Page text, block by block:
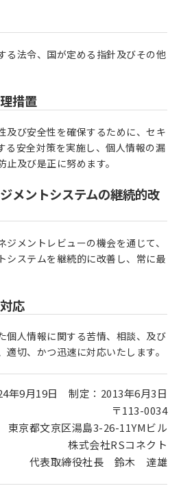
る法令、国が定める指針及びその他
措置
及び安全性を確保するために、セキ
る安全対策を実施し、個人情報の漏
及び是正に努めます。
メントシステムの継続的改
メントレビューの機会を通じて、
システムを継続的に改善し、常に最
応
個人情報に関する苦情、相談、及び
切、かつ迅速に対応いたします。
年9月19日 制定：2013年6月3日
〒113-0034
東京都文京区湯島3-26-11YMビル
株式会社RSコネクト
代表取締役社長 鈴木 達雄